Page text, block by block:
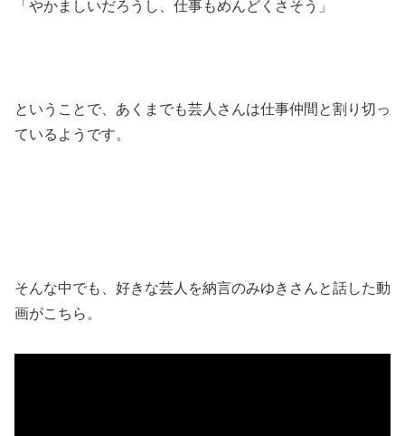
「やかましいだろうし、仕事もめんどくさそう」
ということで、あくまでも芸人さんは仕事仲間と割り切っ
ているようです。
そんな中でも、好きな芸人を納言のみゆきさんと話した動
画がこちら。